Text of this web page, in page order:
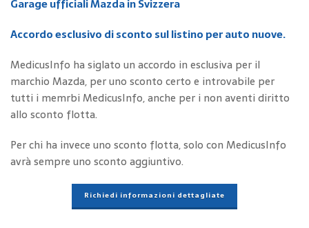
Garage ufficiali Mazda in Svizzera
Accordo esclusivo di sconto sul listino per auto nuove.
MedicusInfo ha siglato un accordo in esclusiva per il
marchio Mazda, per uno sconto certo e introvabile per
tutti i memrbi MedicusInfo, anche per i non aventi diritto
allo sconto flotta.
Per chi ha invece uno sconto flotta, solo con MedicusInfo
avrà sempre uno sconto aggiuntivo.
Richiedi informazioni dettagliate